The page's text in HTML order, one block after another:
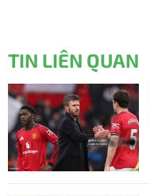
TIN LIÊN QUAN